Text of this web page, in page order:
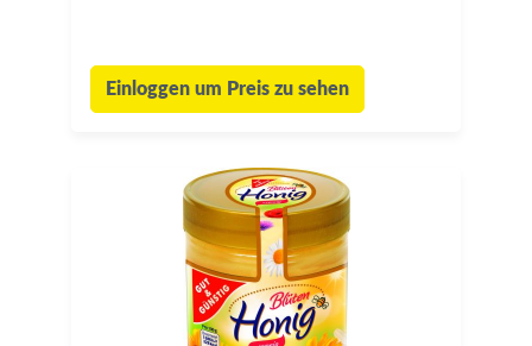
Einloggen um Preis zu sehen